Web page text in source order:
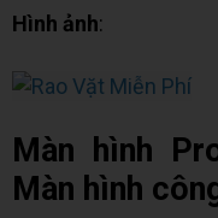
Hình ảnh:
Màn hình
Màn hình